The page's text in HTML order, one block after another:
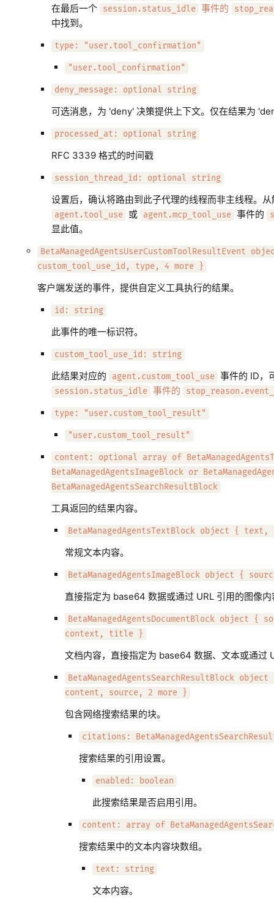
在最后一个 session.status_idle 事件的
中找到。
type: "user.tool_confirmation"
"user.tool_confirmation"
deny_message: optional string
可选消息，为 'deny' 决策提供上下文。仅在结果为
processed_at: optional string
RFC 3339 格式的时间戳
session_thread_id: optional string
设置后，确认将路由到此子代理的线程而非主线程。
agent.tool_use 或 agent.mcp_tool_use 事件的
显此值。
BetaManagedAgentsUserCustomToolResultEvent
custom_tool_use_id, type, 4 more }
客户端发送的事件，提供自定义工具执行的结果。
id: string
此事件的唯一标识符。
custom_tool_use_id: string
此结果对应的 agent.custom_tool_use 事件的 ID，
session.status_idle 事件的
type: "user.custom_tool_result"
"user.custom_tool_result"
content: optional array of
BetaManagedAgentsImageBlock or
BetaManagedAgentsSearchResultBlock
工具返回的结果内容。
BetaManagedAgentsTextBlock object {
常规文本内容。
BetaManagedAgentsImageBlock object {
直接指定为 base64 数据或通过 URL 引用的图像内
BetaManagedAgentsDocumentBlock object {
context, title }
文档内容，直接指定为 base64 数据、文本或通过
BetaManagedAgentsSearchResultBlock
content, source, 2 more }
包含网络搜索结果的块。
citations:
搜索结果的引用设置。
enabled: boolean
此搜索结果是否启用引用。
content: array of
搜索结果中的文本内容块数组。
text: string
文本内容。